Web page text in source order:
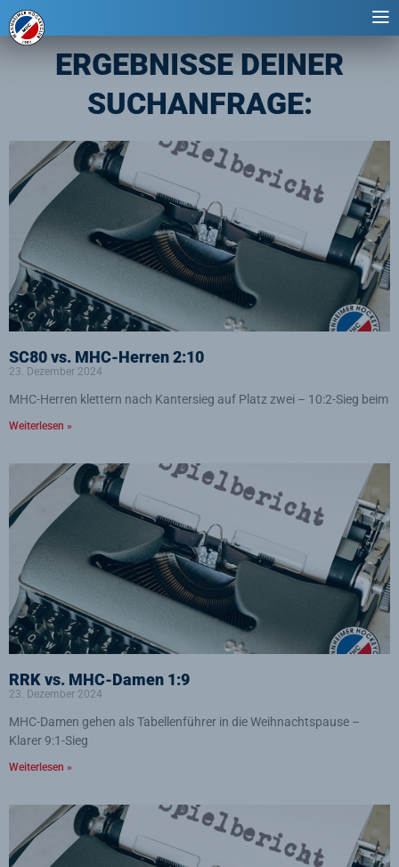
ERGEBNISSE DEINER
SUCHANFRAGE:
SC80 vs. MHC-Herren 2:10
23. Dezember 2024
MHC-Herren klettern nach Kantersieg auf Platz zwei – 10:2-Sieg beim
Weiterlesen »
RRK vs. MHC-Damen 1:9
23. Dezember 2024
MHC-Damen gehen als Tabellenführer in die Weihnachtspause –
Klarer 9:1-Sieg
Weiterlesen »
SeiteSeiteSeiteSeite